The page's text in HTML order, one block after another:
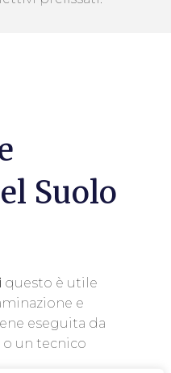
Suolo
questo è utile
e
eseguita da
un tecnico